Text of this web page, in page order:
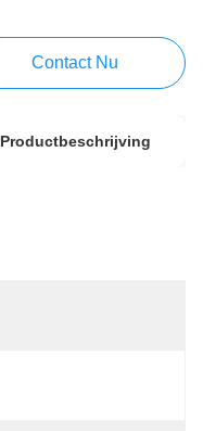
Contact Nu
Productbeschrijving